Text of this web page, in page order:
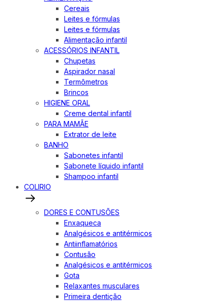
Cereais
Leites e fórmulas
Leites e fórmulas
Alimentação infantil
ACESSÓRIOS INFANTIL
Chupetas
Aspirador nasal
Termômetros
Brincos
HIGIENE ORAL
Creme dental infantil
PARA MAMÃE
Extrator de leite
BANHO
Sabonetes infantil
Sabonete líquido infantil
Shampoo infantil
COLIRIO
DORES E CONTUSÕES
Enxaqueca
Analgésicos e antitérmicos
Antiinflamatórios
Contusão
Analgésicos e antitérmicos
Gota
Relaxantes musculares
Primeira dentição